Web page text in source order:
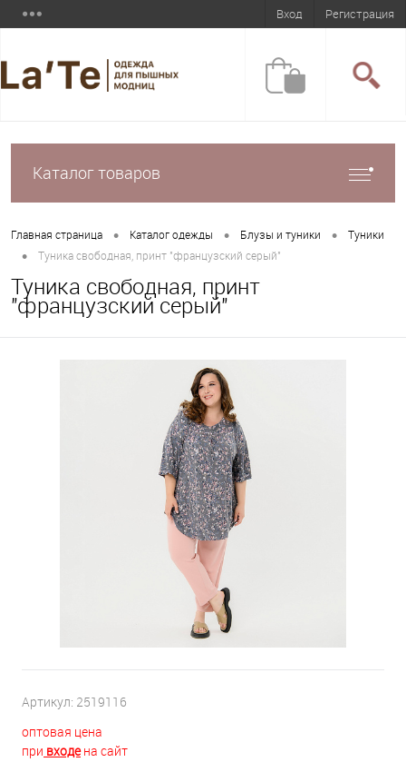
Вход Регистрация
Каталог товаров
Главная страница • Каталог одежды • Блузы и туники • Туники
• Туника свободная, принт "французский серый"
Туника свободная, принт
"французский серый"
Артикул: 2519116
оптовая цена
при входена сайт